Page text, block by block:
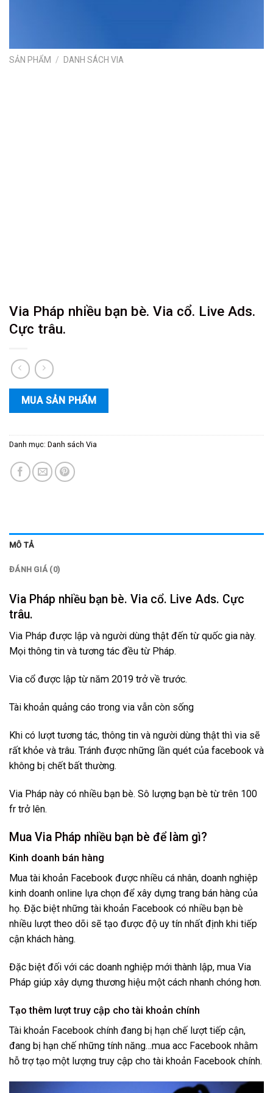
SẢN PHẨM / DANH SÁCH VIA
Via Pháp nhiều bạn bè. Via cổ. Live Ads.
Cực trâu.
MUA SẢN PHẨM
Danh mục: Danh sách Via
MÔ TẢ
ĐÁNH GIÁ (0)
Via Pháp nhiều bạn bè. Via cổ. Live Ads. Cực
trâu.
Via Pháp được lập và người dùng thật đến từ quốc gia này.
Mọi thông tin và tương tác đều từ Pháp.
Via cổ được lập từ năm 2019 trở về trước.
Tài khoản quảng cáo trong via vẫn còn sống
Khi có lượt tương tác, thông tin và người dùng thật thì via sẽ
rất khỏe và trâu. Tránh được những lần quét của facebook và
không bị chết bất thường.
Via Pháp này có nhiều bạn bè. Sô lượng bạn bè từ trên 100
fr trở lên.
Mua Via Pháp nhiều bạn bè để làm gì?
Kinh doanh bán hàng
Mua tài khoản Facebook được nhiều cá nhân, doanh nghiệp
kinh doanh online lựa chọn để xây dựng trang bán hàng của
họ. Đặc biệt những tài khoản Facebook có nhiều bạn bè
nhiều lượt theo dõi sẽ tạo được độ uy tín nhất định khi tiếp
cận khách hàng.
Đặc biệt đối với các doanh nghiệp mới thành lập, mua Via
Pháp giúp xây dựng thương hiệu một cách nhanh chóng hơn.
Tạo thêm lượt truy cập cho tài khoản chính
Tài khoản Facebook chính đang bị hạn chế lượt tiếp cận,
đang bị hạn chế những tính năng…mua acc Facebook nhằm
hỗ trợ tạo một lượng truy cập cho tài khoản Facebook chính.